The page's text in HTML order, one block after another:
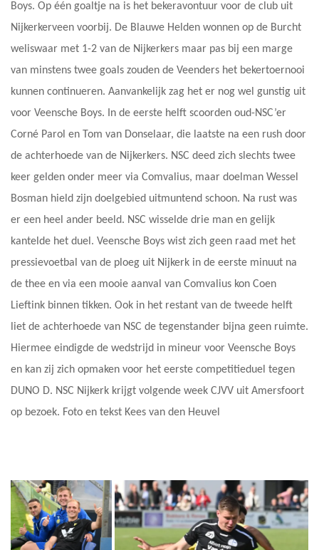
Boys. Op één goaltje na is het bekeravontuur voor de club uit
Nijkerkerveen voorbij. De Blauwe Helden wonnen op de Burcht
weliswaar met 1-2 van de Nijkerkers maar pas bij een marge
van minstens twee goals zouden de Veenders het bekertoernooi
kunnen continueren. Aanvankelijk zag het er nog wel gunstig uit
voor Veensche Boys. In de eerste helft scoorden oud-NSC’er
Corné Parol en Tom van Donselaar, die laatste na een rush door
de achterhoede van de Nijkerkers. NSC deed zich slechts twee
keer gelden onder meer via Comvalius, maar doelman Wessel
Bosman hield zijn doelgebied uitmuntend schoon. Na rust was
er een heel ander beeld. NSC wisselde drie man en gelijk
kantelde het duel. Veensche Boys wist zich geen raad met het
pressievoetbal van de ploeg uit Nijkerk in de eerste minuut na
de thee en via een mooie aanval van Comvalius kon Coen
Lieftink binnen tikken. Ook in het restant van de tweede helft
liet de achterhoede van NSC de tegenstander bijna geen ruimte.
Hiermee eindigde de wedstrijd in mineur voor Veensche Boys
en kan zij zich opmaken voor het eerste competitieduel tegen
DUNO D. NSC Nijkerk krijgt volgende week CJVV uit Amersfoort
op bezoek. Foto en tekst Kees van den Heuvel